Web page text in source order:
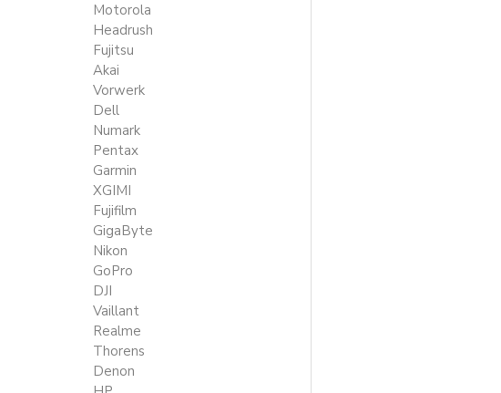
Motorola
Headrush
Fujitsu
Akai
Vorwerk
Dell
Numark
Pentax
Garmin
XGIMI
Fujifilm
GigaByte
Nikon
GoPro
DJI
Vaillant
Realme
Thorens
Denon